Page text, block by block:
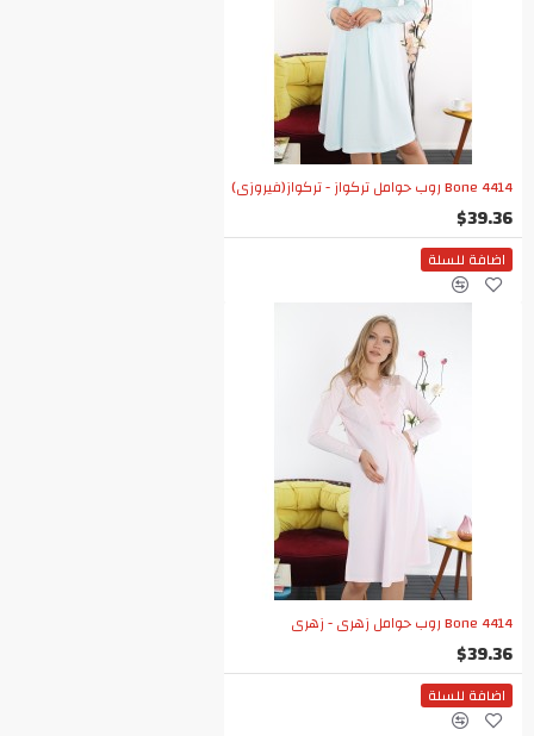
Bone 4414 روب حوامل تركواز - تركواز(فيروزي)
$39.36
اضافة للسلة
Bone 4414 روب حوامل زهري - زهري
$39.36
اضافة للسلة